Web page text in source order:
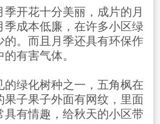
开花十分美丽，成片的月
季成本低廉，在许多小区绿
的。而且月季还具有环保作
有害气体。
绿化树种之一，五角枫在
果子果子外面有网纹，里面
具有情趣，给秋天的小区带